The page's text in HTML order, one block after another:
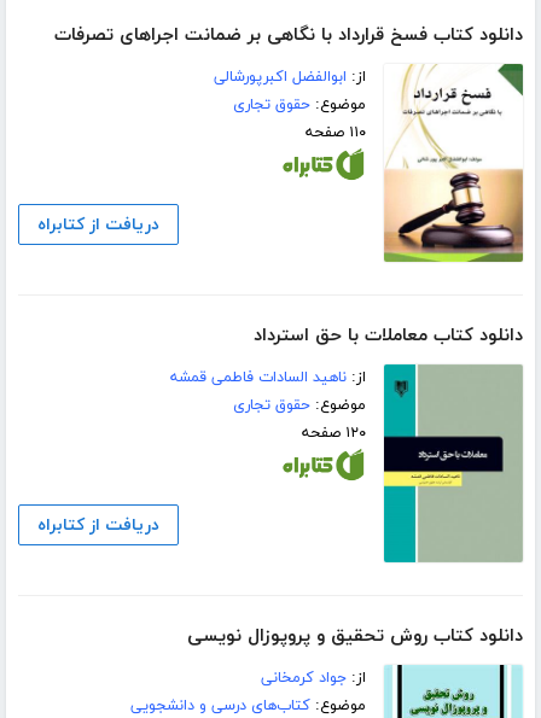
دانلود کتاب فسخ قرارداد با نگاهی بر ضمانت اجراهای تصرفات
از: ابوالفضل اکبرپورشالی
موضوع:حقوق تجاری
۱۱۰ صفحه
دریافت از کتابراه
دانلود کتاب معاملات با حق استرداد
از:ناهید السادات فاطمی قمشه
موضوع:حقوق تجاری
۱۲۰ صفحه
دریافت از کتابراه
دانلود کتاب روش تحقیق و پروپوزال نویسی
از:جواد کرمخانی
موضوع:کتاب‌های درسی و دانشجویی